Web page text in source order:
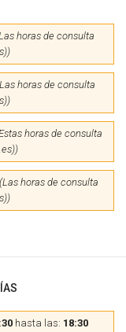
horas de consulta
horas de consulta
horas de consulta
(Las horas de consulta
hasta las: 18:30